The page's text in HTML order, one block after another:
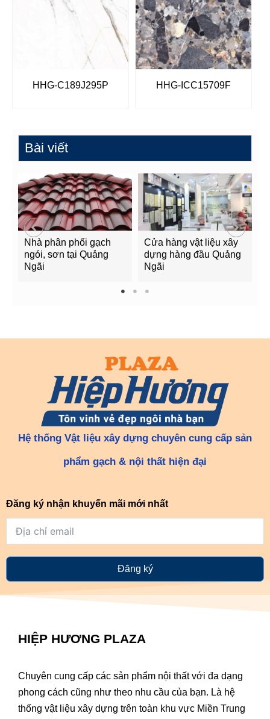
HHG-C189J295P HHG-ICC15709F
Bài viết
Nhà phân phối gạch
ngói, sơn tại Quảng
Ngãi
Cửa hàng vật liệu xây
dựng hàng đầu Quảng
Ngãi
1 2 3
Hệ thống Vật liệu xây dựng chuyên cung cấp sản
phẩm gạch & nội thất hiện đại
Đăng ký nhận khuyến mãi mới nhất
Đăng ký
HIỆP HƯƠNG PLAZA
Chuyên cung cấp các sản phẩm nội thất với đa dạng
phong cách cũng như theo nhu cầu của bạn. Là hệ
thống vật liệu xây dựng trên toàn khu vực Miền Trung